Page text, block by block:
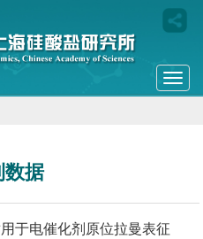
数据
于电催化剂原位拉曼表征